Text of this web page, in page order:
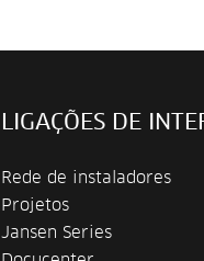
LIGAÇÕES DE
Rede de instaladores
Projetos
Jansen Series